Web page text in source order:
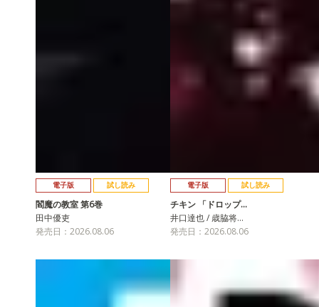
電子版 試し読み
閻魔の教室 第6巻
田中優吏
発売日：2026.08.06
電子版 試し読み
チキン 「ドロップ…
井口達也 / 歳脇将…
発売日：2026.08.06